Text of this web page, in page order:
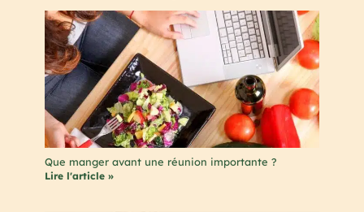
Que manger avant une réunion importante ?
Lire l'article »